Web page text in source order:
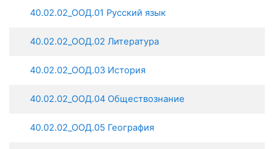
40.02.02_ООД.01 Русский язык
40.02.02_ООД.02 Литература
40.02.02_ООД.03 История
40.02.02_ООД.04 Обществознание
40.02.02_ООД.05 География